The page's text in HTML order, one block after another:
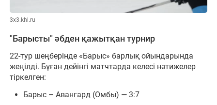
3x3.khl.ru
"Барысты" әбден қажытқан турнир
22-тур шеңберінде «Барыс» барлық ойындарында
жеңілді. Бұған дейінгі матчтарда келесі нәтижелер
тіркелген:
Барыс – Авангард (Омбы) — 3:7